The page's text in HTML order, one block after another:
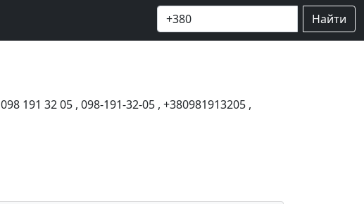
Найти
098 191 32 05 , 098-191-32-05 , +380981913205 ,